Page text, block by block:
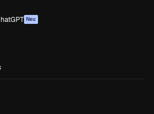
Neu